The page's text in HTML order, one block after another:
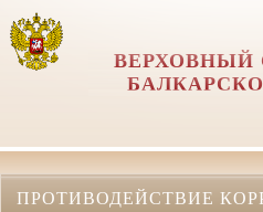
ВЕРХОВНЫЙ
ПРОТИВОДЕЙСТВИЕ